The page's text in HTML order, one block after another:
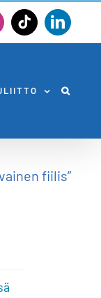
Tiktok
fiilis”